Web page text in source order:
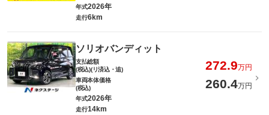
年式2026年
走行6km
ソリオバンディット
支払総額
(税込)(リ済込・追)
272.9万円
車両本体価格
(税込)
260.4万円
年式2026年
走行14km